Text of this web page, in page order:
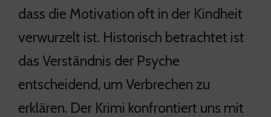
dass die Motivation oft in der Kindheit
verwurzelt ist. Historisch betrachtet ist
das Verständnis der Psyche
entscheidend, um Verbrechen zu
erklären. Der Krimi konfrontiert uns mit